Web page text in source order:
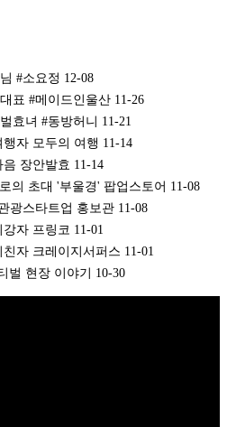
#소요정 12-08
표 #메이드인울산 11-26
효녀 #동방허니 11-21
자 모두의 여행 11-14
장안발효 11-14
의 초대 '부울경' 팝업스토어 11-08
광스타트업 홍보관 11-08
자 프링코 11-01
자 크레이지서퍼스 11-01
벌 현장 이야기 10-30